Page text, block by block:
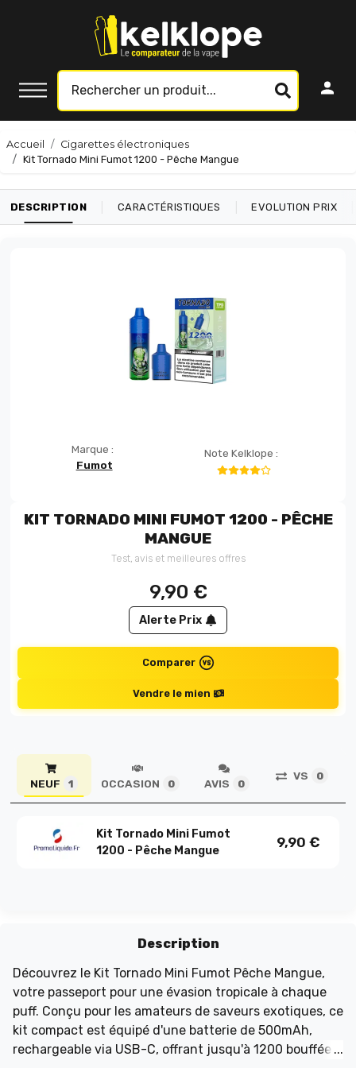
Accueil
Cigarettes électroniques
Kit Tornado Mini Fumot 1200 - Pêche Mangue
DESCRIPTION CARACTÉRISTIQUES EVOLUTION PRIX
Marque :
Fumot
Note Kelklope :
KIT TORNADO MINI FUMOT 1200 - PÊCHE
MANGUE
Test, avis et meilleures offres
9,90 €
Alerte Prix
Comparer
Vendre le mien
NEUF 1 OCCASION 0 AVIS 0
VS 0
Kit Tornado Mini Fumot
1200 - Pêche Mangue
9,90 €
Description
Découvrez le Kit Tornado Mini Fumot Pêche Mangue,
votre passeport pour une évasion tropicale à chaque
puff. Conçu pour les amateurs de saveurs exotiques, ce
kit compact est équipé d'une batterie de 500mAh,
rechargeable via USB-C, offrant jusqu'à 1200 bouffées